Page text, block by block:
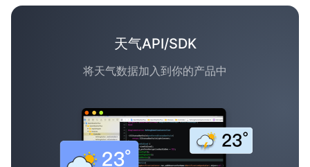
天气API/SDK
将天气数据加入到你的产品中